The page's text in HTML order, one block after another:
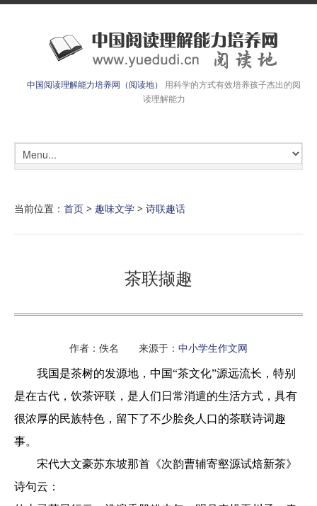
中国阅读理解能力培养网（阅读地）
用科学的方式有效培养孩子杰出的阅
读理解能力
当前位置： 首页 > 趣味文学 > 诗联趣话
茶联撷趣
作者：佚名 来源于： 中小学生作文网
我国是茶树的发源地，中国“茶文化”源远流长，特别
是在古代，饮茶评联，是人们日常消遣的生活方式，具有
很浓厚的民族特色，留下了不少脍灸人口的茶联诗词趣
事。
宋代大文豪苏东坡那首《次韵曹辅寄壑源试焙新茶》
诗句云：